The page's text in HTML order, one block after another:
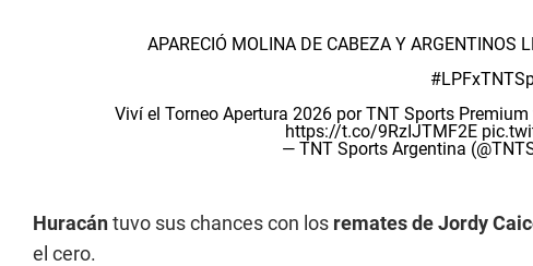
APARECIÓ MOLINA DE CABEZA Y ARGENTINOS
Viví el Torneo Apertura 2026 por TNT Sports
https://t.co/9RzIJTMF2E
— TNT Sports Argentina
Huracántuvo sus chances con los remates de Jordy
el cero.